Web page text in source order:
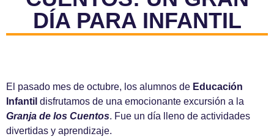
DÍA PARA INFANTIL
El pasado mes de octubre, los alumnos de Educación
Infantil disfrutamos de una emocionante excursión a la
Granja de los Cuentos. Fue un día lleno de actividades
divertidas y aprendizaje.